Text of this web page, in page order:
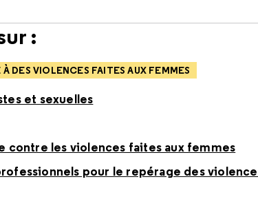
:
DES VIOLENCES FAITES AUX FEMMES
et sexuelles
contre les violences faites aux femmes
pour le repérage des